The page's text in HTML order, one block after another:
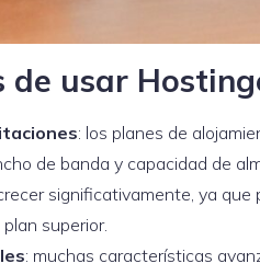
de usar
: los planes de
de banda y capacidad de
significativamente, ya
superior.
: muchas características